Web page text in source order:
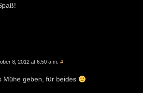
8, 2012 at 6:50 a.m. #
Mühe geben, für beides